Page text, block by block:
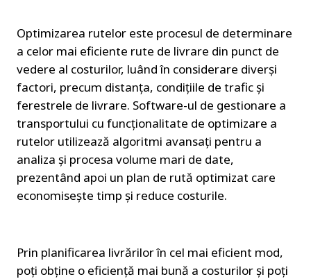
Optimizarea rutelor este procesul de determinare
a celor mai eficiente rute de livrare din punct de
vedere al costurilor, luând în considerare diverși
factori, precum distanța, condițiile de trafic și
ferestrele de livrare. Software-ul de gestionare a
transportului cu funcționalitate de optimizare a
rutelor utilizează algoritmi avansați pentru a
analiza și procesa volume mari de date,
prezentând apoi un plan de rută optimizat care
economisește timp și reduce costurile.
Prin planificarea livrărilor în cel mai eficient mod,
poți obține o eficiență mai bună a costurilor și poți